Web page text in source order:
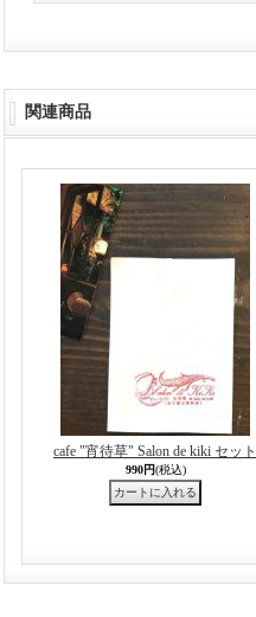
関連商品
cafe "宵待草" Salon de kiki セット
990円(税込)